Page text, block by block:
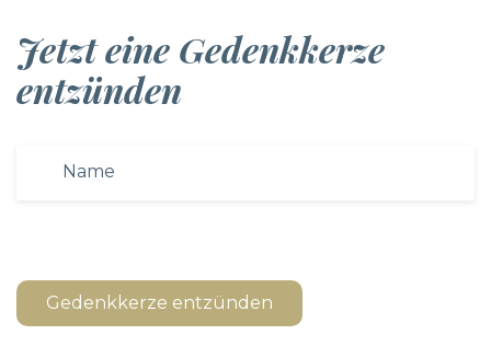
Jetzt eine Gedenkkerze
entzünden
Gedenkkerze entzünden